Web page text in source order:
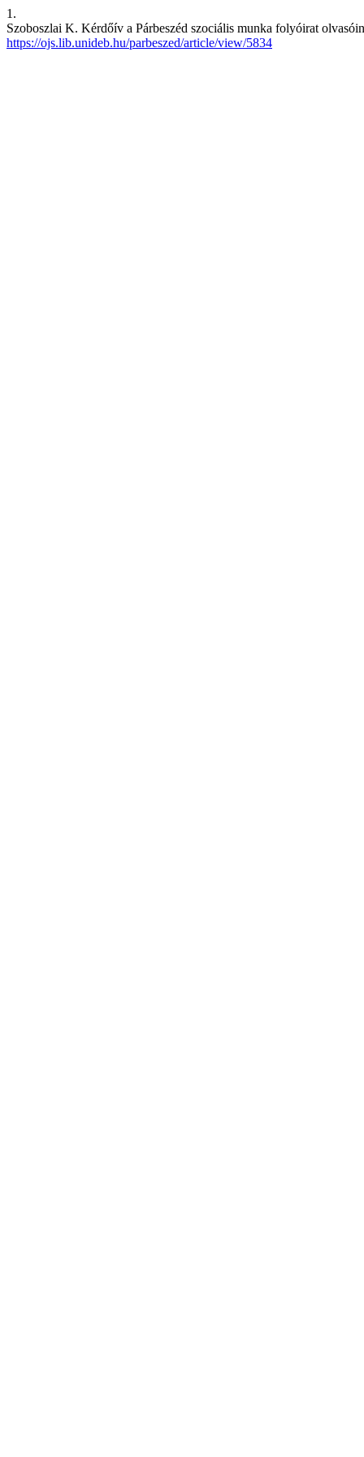
1.
Szoboszlai K. Kérdőív a Párbeszéd szociális munka folyóirat
https://ojs.lib.unideb.hu/parbeszed/article/view/5834